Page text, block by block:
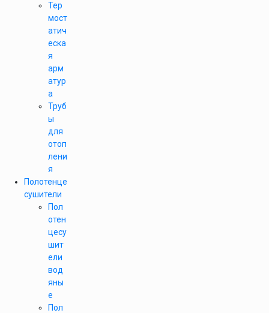
Тер
мост
атич
еска
я
арм
атур
а
Труб
ы
для
отоп
лени
я
Полотенце
сушители
Пол
отен
цесу
шит
ели
вод
яны
е
Пол